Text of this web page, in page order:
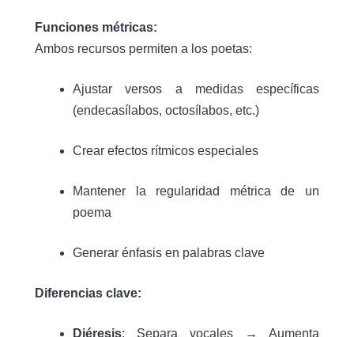
Funciones métricas:
Ambos recursos permiten a los poetas:
Ajustar versos a medidas específicas
(endecasílabos, octosílabos, etc.)
Crear efectos rítmicos especiales
Mantener la regularidad métrica de un
poema
Generar énfasis en palabras clave
Diferencias clave:
Diéresis: Separa vocales → Aumenta